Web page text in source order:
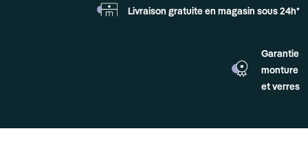
Livraison gratuite en magasin sous 24h*
Garantie
monture
et verres